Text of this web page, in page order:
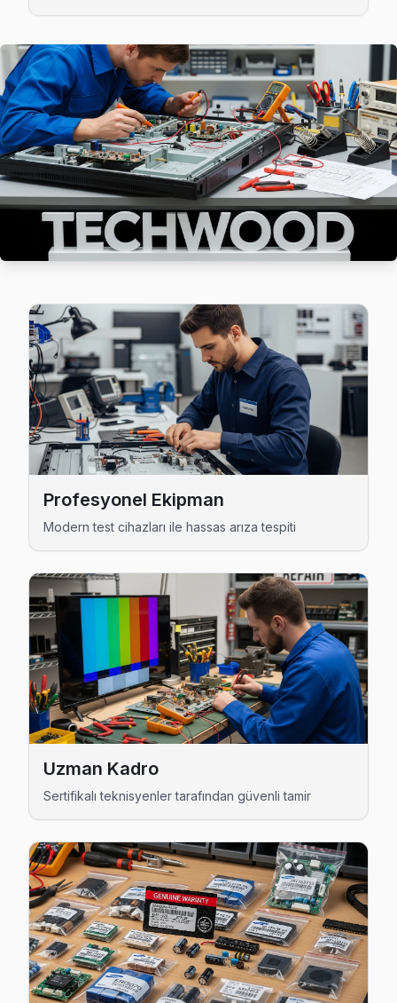
Muratpaşa Techwood Servis
Techwood TV'niz Muratpaşa'de arıza yaptıysa
Bayrampaşa TV Servis Merkezi →
Orta Techwood Servis
Techwood marka TV'niz Orta'de çalışmıyorsa teknik
Bayrampaşa Techwood Servis →
Terazidere Techwood Servis
Terazidere sakinleri için Techwood TV tamir hizmetimiz:
Bayrampaşa Techwood Servis →
Bayrampaşa'da Vatan mahallesi için Techwood TV fiyat
Vatan Techwood Açılmıyor Arıza →
Yenidoğan Techwood Servis
Bayrampaşa genelinde Yenidoğan bölgesinde Techwood
Yenidoğan Techwood Açılmıyor Arıza →
Bayrampaşa'da Yıldırım mahallesi Techwood TV servisi
Bayrampaşa Techwood Servis →
Bayrampaşa Techwood TV Servis Hizmet
Bayrampaşa bölgesine kapıya gelen Techwood TV tamir
Profesyonel Ekipman
Modern test cihazları ile hassas arıza tespiti
Uzman Kadro
Sertifikalı teknisyenler tarafından güvenli tamir